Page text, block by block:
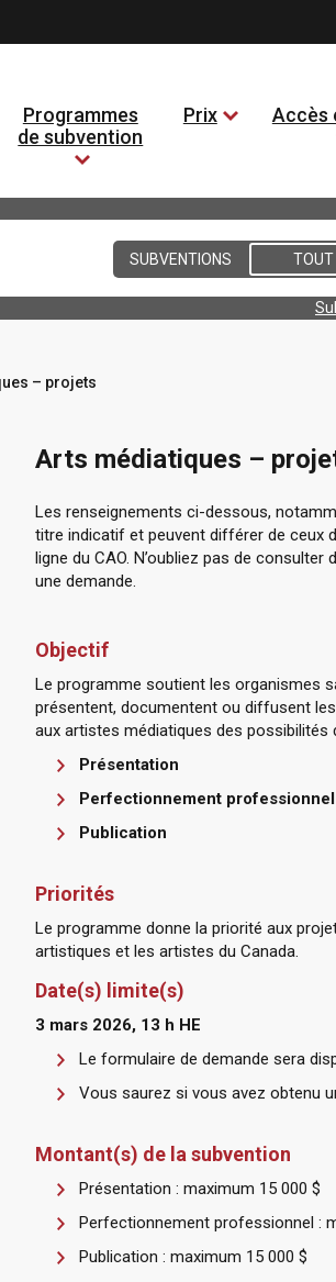
Programmes
de subvention
Prix Accès
SUBVENTIONS TOUT
– projets
Arts médiatiques –
Les renseignements ci-dessous,
titre indicatif et peuvent différer de ceux
ligne du CAO. N’oubliez pas de
une demande.
Objectif
Le programme soutient les organismes
présentent, documentent ou diffusent
aux artistes médiatiques des
Présentation
Perfectionnement professionnel
Publication
Priorités
Le programme donne la priorité aux
artistiques et les artistes du Canada.
Date(s) limite(s)
3 mars 2026, 13 h HE
Le formulaire de demande sera
Vous saurez si vous avez obtenu
Montant(s) de la subvention
Présentation : maximum 15 000 $
Perfectionnement professionnel :
Publication : maximum 15 000 $